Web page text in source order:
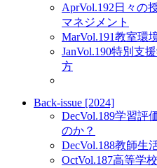
AprVol.192 日々の
マネジメント
MarVol.191教室環
JanVol.190特別支
方
Back-issue [2024]
DecVol.189学習評
のか？
DecVol.188教師生
OctVol.187高等学